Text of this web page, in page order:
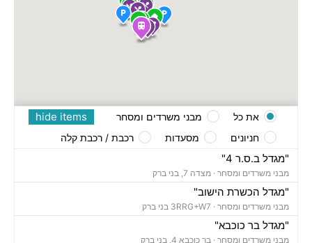
"מגדל ב.ס.ר 4"
מבני משרדים ומסחר · מצדה 7, בני ברק
"מגדל הכשרת הישוב"
מבני משרדים ומסחר ·
"מגדל בר כוכבא"
מבני משרדים ומסחר · בר כוכבא 4, בני ברק
hide items את כל
מבני משרדים ומסחר
חניונים
מסעדות רכבת / רכבת קלה